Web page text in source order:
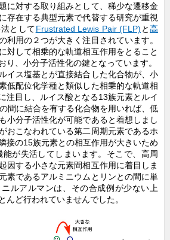
に対する取り組みとして、稀少な遷移金
存在する典型元素で代替する研究が重視
としてFrustrated Lewis Pair (FLP) と高
利用の２つが大きく注目されています。
対して相乗的な軌道相互作用をとること
り、小分子活性化の鍵となっています。
イス塩基とが直接結合した化合物が、小
低配位化学種と類似した相乗的な軌道相
注目し、ルイス酸となる13族元素とルイ
間に結合を有する化合物を用いれば、低
小分子活性化が可能であると着想しまし
おこなわれている第二周期元素であるホ
接の15族元素との相互作用が大きいため
が失活してしまいます。そこで、高周
因する小さな元素間相互作用に着目しま
素であるアルミニウムとリンとの間に単
ルアルマンは、その合成例が少ない上
んど行われていませんでした。